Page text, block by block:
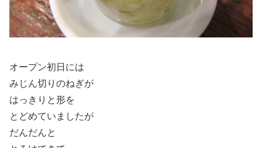
オープン初日には
みじん切りのねぎが
はっきりと形を
とどめていましたが
だんだんと